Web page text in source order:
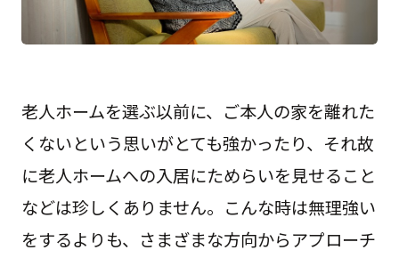
老人ホームを選ぶ以前に、ご本人の家を離れた
くないという思いがとても強かったり、それ故
に老人ホームへの入居にためらいを見せること
などは珍しくありません。こんな時は無理強い
をするよりも、さまざまな方向からアプローチ